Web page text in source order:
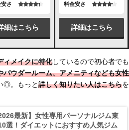
さ
細はこちら
料金安さ
詳細はこちら
ィメイクに特化しているので初心者でも
パウダールーム、アメニティなども女性
◎。もっと詳しく知りたい人はこちらを
2026最新】女性専用パーソナルジム東
選！ダイエットにおすすめ人気ジム